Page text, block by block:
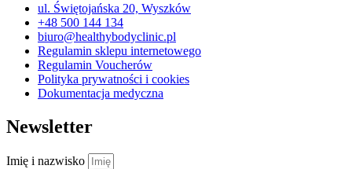
ul. Świętojańska 20, Wyszków
+48 500 144 134
biuro@healthybodyclinic.pl
Regulamin sklepu internetowego
Regulamin Voucherów
Polityka prywatności i cookies
Dokumentacja medyczna
Newsletter
Imię i nazwisko